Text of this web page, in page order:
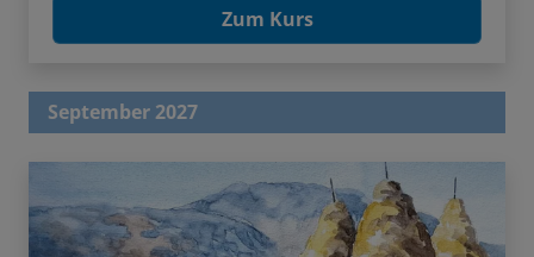
Zum Kurs
September 2027